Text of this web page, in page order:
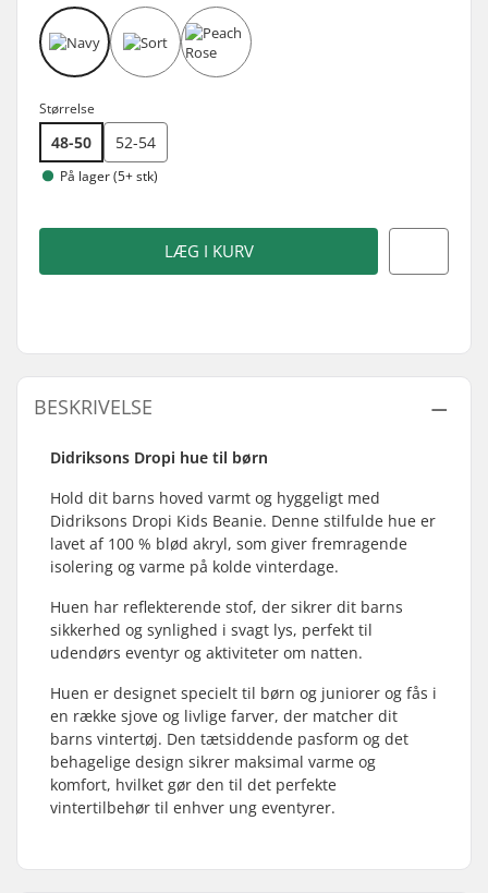
Størrelse
48-50 52-54
På lager (5+ stk)
LÆG I KURV
BESKRIVELSE
Didriksons Dropi hue til børn
Hold dit barns hoved varmt og hyggeligt med
Didriksons Dropi Kids Beanie. Denne stilfulde hue er
lavet af 100 % blød akryl, som giver fremragende
isolering og varme på kolde vinterdage.
Huen har reflekterende stof, der sikrer dit barns
sikkerhed og synlighed i svagt lys, perfekt til
udendørs eventyr og aktiviteter om natten.
Huen er designet specielt til børn og juniorer og fås i
en række sjove og livlige farver, der matcher dit
barns vintertøj. Den tætsiddende pasform og det
behagelige design sikrer maksimal varme og
komfort, hvilket gør den til det perfekte
vintertilbehør til enhver ung eventyrer.